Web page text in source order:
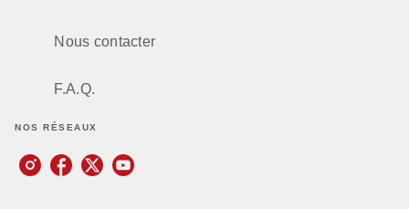
Nous contacter
F.A.Q.
NOS RÉSEAUX